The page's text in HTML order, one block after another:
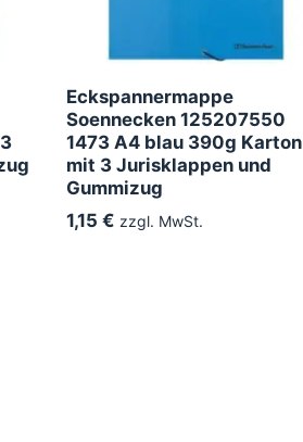
Eckspannermappe
Soennecken 125207550
1473 A4 blau 390g Karton
mit 3 Jurisklappen und
Gummizug
1,15 € zzgl. MwSt.